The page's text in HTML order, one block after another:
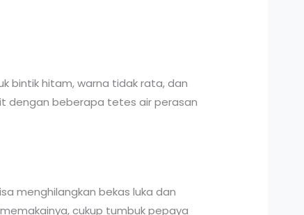
bintik hitam, warna tidak rata, dan
dengan beberapa tetes air perasan
menghilangkan bekas luka dan
cukup tumbuk pepaya